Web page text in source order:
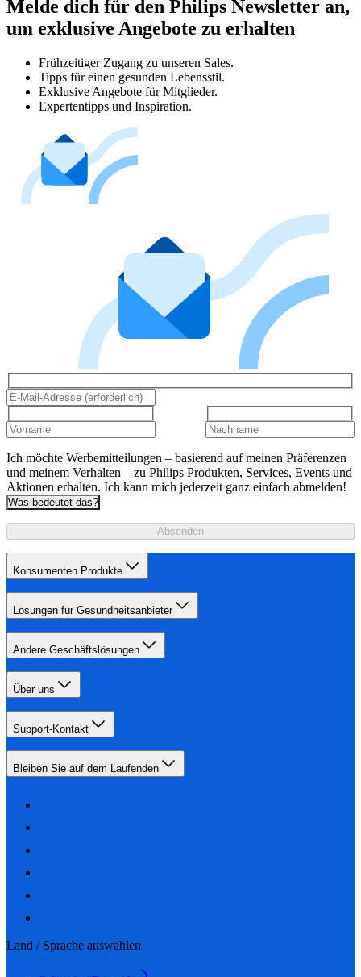
Melde dich für den Philips Newsletter an,
um exklusive Angebote zu erhalten
Frühzeitiger Zugang zu unseren Sales.
Tipps für einen gesunden Lebensstil.
Exklusive Angebote für Mitglieder.
Expertentipps und Inspiration.
Ich möchte Werbemitteilungen – basierend auf meinen Präferenzen
und meinem Verhalten – zu Philips Produkten, Services, Events und
Aktionen erhalten. Ich kann mich jederzeit ganz einfach abmelden!
Was bedeutet das?
Absenden
Konsumenten Produkte
Lösungen für Gesundheitsanbieter
Andere Geschäftslösungen
Über uns
Support-Kontakt
Bleiben Sie auf dem Laufenden
Land / Sprache auswählen